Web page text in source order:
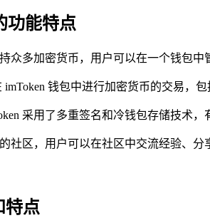
功能特点
众多加密货币，用户可以在一个钱包中
imToken 钱包中进行加密货币的交易，
采用了多重签名和冷钱包存储技术
社区，用户可以在社区中交流经验、分
特点